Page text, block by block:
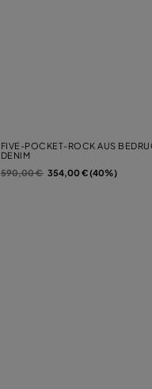
FIVE-POCKET-ROCK AUS
DENIM
Preis reduziert von
590,00 €auf
354,00 € (40%)